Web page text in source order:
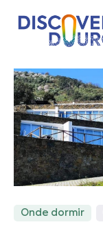
Onde dormir